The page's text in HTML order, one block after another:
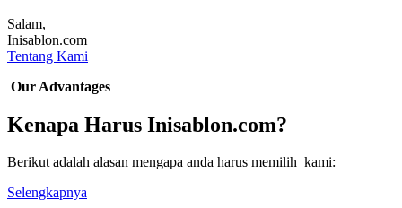
Salam,
Inisablon.com
Tentang Kami
Our Advantages
Kenapa Harus Inisablon.com?
Berikut adalah alasan mengapa anda harus memilih kami:
Selengkapnya